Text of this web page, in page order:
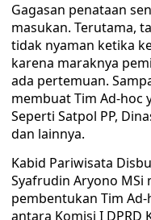
Gagasan penataan
masukan. Terutama,
tidak nyaman ketika
karena maraknya
ada pertemuan.
membuat Tim Ad-hoc
Seperti Satpol PP,
dan lainnya.
Kabid Pariwisata
Syafrudin Aryono MSi
pembentukan Tim
antara Komisi I DPRD